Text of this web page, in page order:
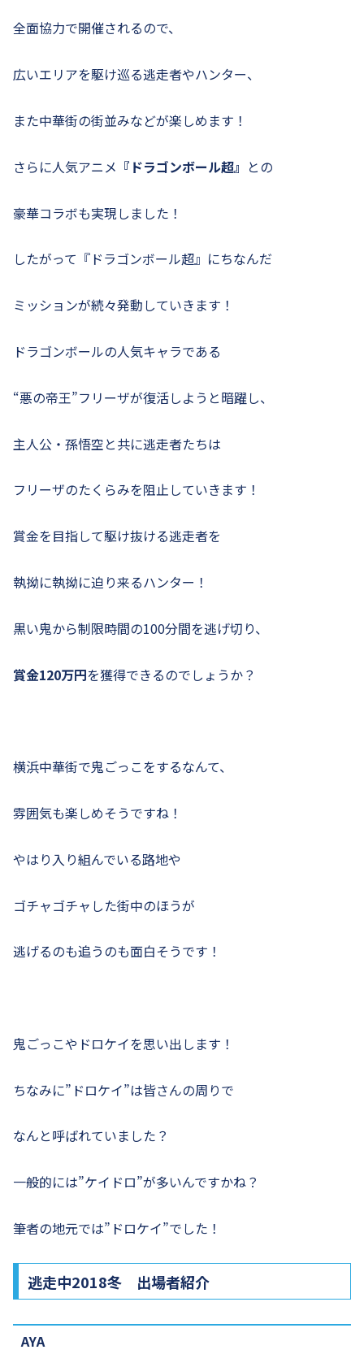
全面協力で開催されるので、
広いエリアを駆け巡る逃走者やハンター、
また中華街の街並みなどが楽しめます！
さらに人気アニメ 『ドラゴンボール超』 との
豪華コラボも実現しました！
したがって『ドラゴンボール超』にちなんだ
ミッションが続々発動していきます！
ドラゴンボールの人気キャラである
“悪の帝王”フリーザが復活しようと暗躍し、
主人公・孫悟空と共に逃走者たちは
フリーザのたくらみを阻止していきます！
賞金を目指して駆け抜ける逃走者を
執拗に執拗に迫り来るハンター！
黒い鬼から制限時間の100分間を逃げ切り、
賞金120万円を獲得できるのでしょうか？
横浜中華街で鬼ごっこをするなんて、
雰囲気も楽しめそうですね！
やはり入り組んでいる路地や
ゴチャゴチャした街中のほうが
逃げるのも追うのも面白そうです！
鬼ごっこやドロケイを思い出します！
ちなみに”ドロケイ”は皆さんの周りで
なんと呼ばれていました？
一般的には”ケイドロ”が多いんですかね？
筆者の地元では”ドロケイ”でした！
逃走中2018冬 出場者紹介
AYA